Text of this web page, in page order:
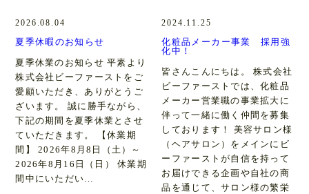
2026.08.04
夏季休暇のお知らせ
夏季休業のお知らせ 平素より
株式会社ビーファーストをご
愛顧いただき、ありがとうご
ざいます。 誠に勝手ながら、
下記の期間を夏季休業とさせ
ていただきます。 【休業期
間】 2026年8月8日（土）～
2026年8月16日（日） 休業期
間中にいただい…
2024.11.25
化粧品メーカー事業 採用強
化中！
皆さんこんにちは。 株式会社
ビーファーストでは、化粧品
メーカー営業職の事業拡大に
伴って一緒に働く仲間を募集
しております！ 美容サロン様
（ヘアサロン）をメインにビ
ーファーストが自信を持って
お届けできる企画や自社の商
品を通じて、サロン様の繁栄